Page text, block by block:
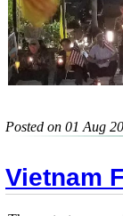
Posted on 01 Aug
Vietnam